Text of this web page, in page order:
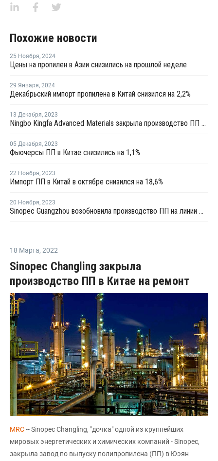
Похожие новости
25 Ноября, 2024
Цены на пропилен в Азии снизились на прошлой неделе
29 Января, 2024
Декабрьский импорт пропилена в Китай снизился на 2,2%
13 Декабря, 2023
Ningbo Kingfa Advanced Materials закрыла производство ПП в Нинбо на ремонт
05 Декабря, 2023
Фьючерсы ПП в Китае снизились на 1,1%
22 Ноября, 2023
Импорт ПП в Китай в октябре снизился на 18,6%
20 Ноября, 2023
Sinopec Guangzhou возобновила производство ПП на линии №4 в Китае после ремонта
18 Марта, 2022
Sinopec Changling закрыла
производство ПП в Китае на ремонт
MRC-- Sinopec Changling, "дочка" одной из крупнейших
мировых энергетических и химических компаний - Sinopec,
закрыла завод по выпуску полипропилена (ПП) в Юэян